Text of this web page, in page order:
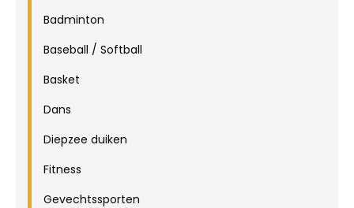
Badminton
Baseball / Softball
Basket
Dans
Diepzee duiken
Fitness
Gevechtssporten